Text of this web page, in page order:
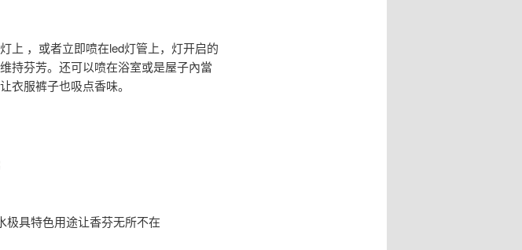
上 ，或者立即喷在led灯管上，灯开启的
持芬芳。还可以喷在浴室或是屋子內當
衣服裤子也吸点香味。
极具特色用途让香芬无所不在